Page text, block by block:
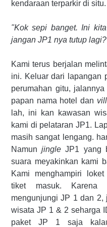
kendaraan terparkir di situ.
"Kok sepi banget. Ini
jangan JP1 nya tutup
Kami terus berjalan
ini. Keluar dari lapangan
perumahan gitu,
papan nama hotel dan
lah, ini kan kawasan
kami di pelataran JP1.
masih sangat lengang.
Namunjingle JP1 yang
suara meyakinkan kami
Kami menghampiri
tiket masuk.
mengunjungi JP 1 dan 2,
wisata JP 1 & 2 seharga
paket JP 1 saja